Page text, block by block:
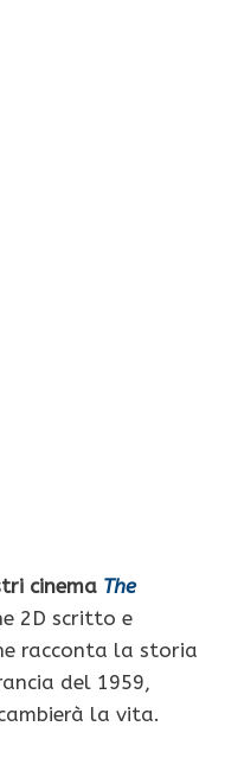
cinema The
2D scritto e
racconta la storia
del 1959,
la vita.